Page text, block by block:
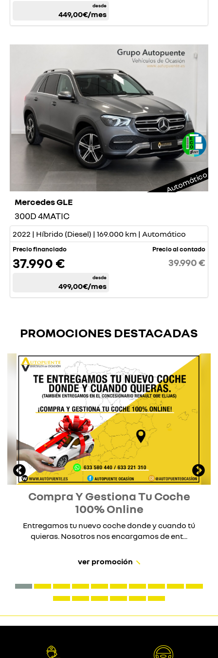
desde
449,00€/mes
Automático
Mercedes GLE
300D 4MATIC
2022 | Híbrido (Diesel) | 169.000 km | Automático
Precio financiado
37.990 €
desde
499,00€/mes
Precio al contado
39.990 €
PROMOCIONES DESTACADAS
Compra Y Gestiona Tu Coche
100% Online
Entregamos tu nuevo coche donde y cuando tú
quieras. Nosotros nos encargamos de ent...
ver promoción